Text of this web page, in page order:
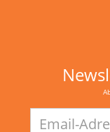
Adresse